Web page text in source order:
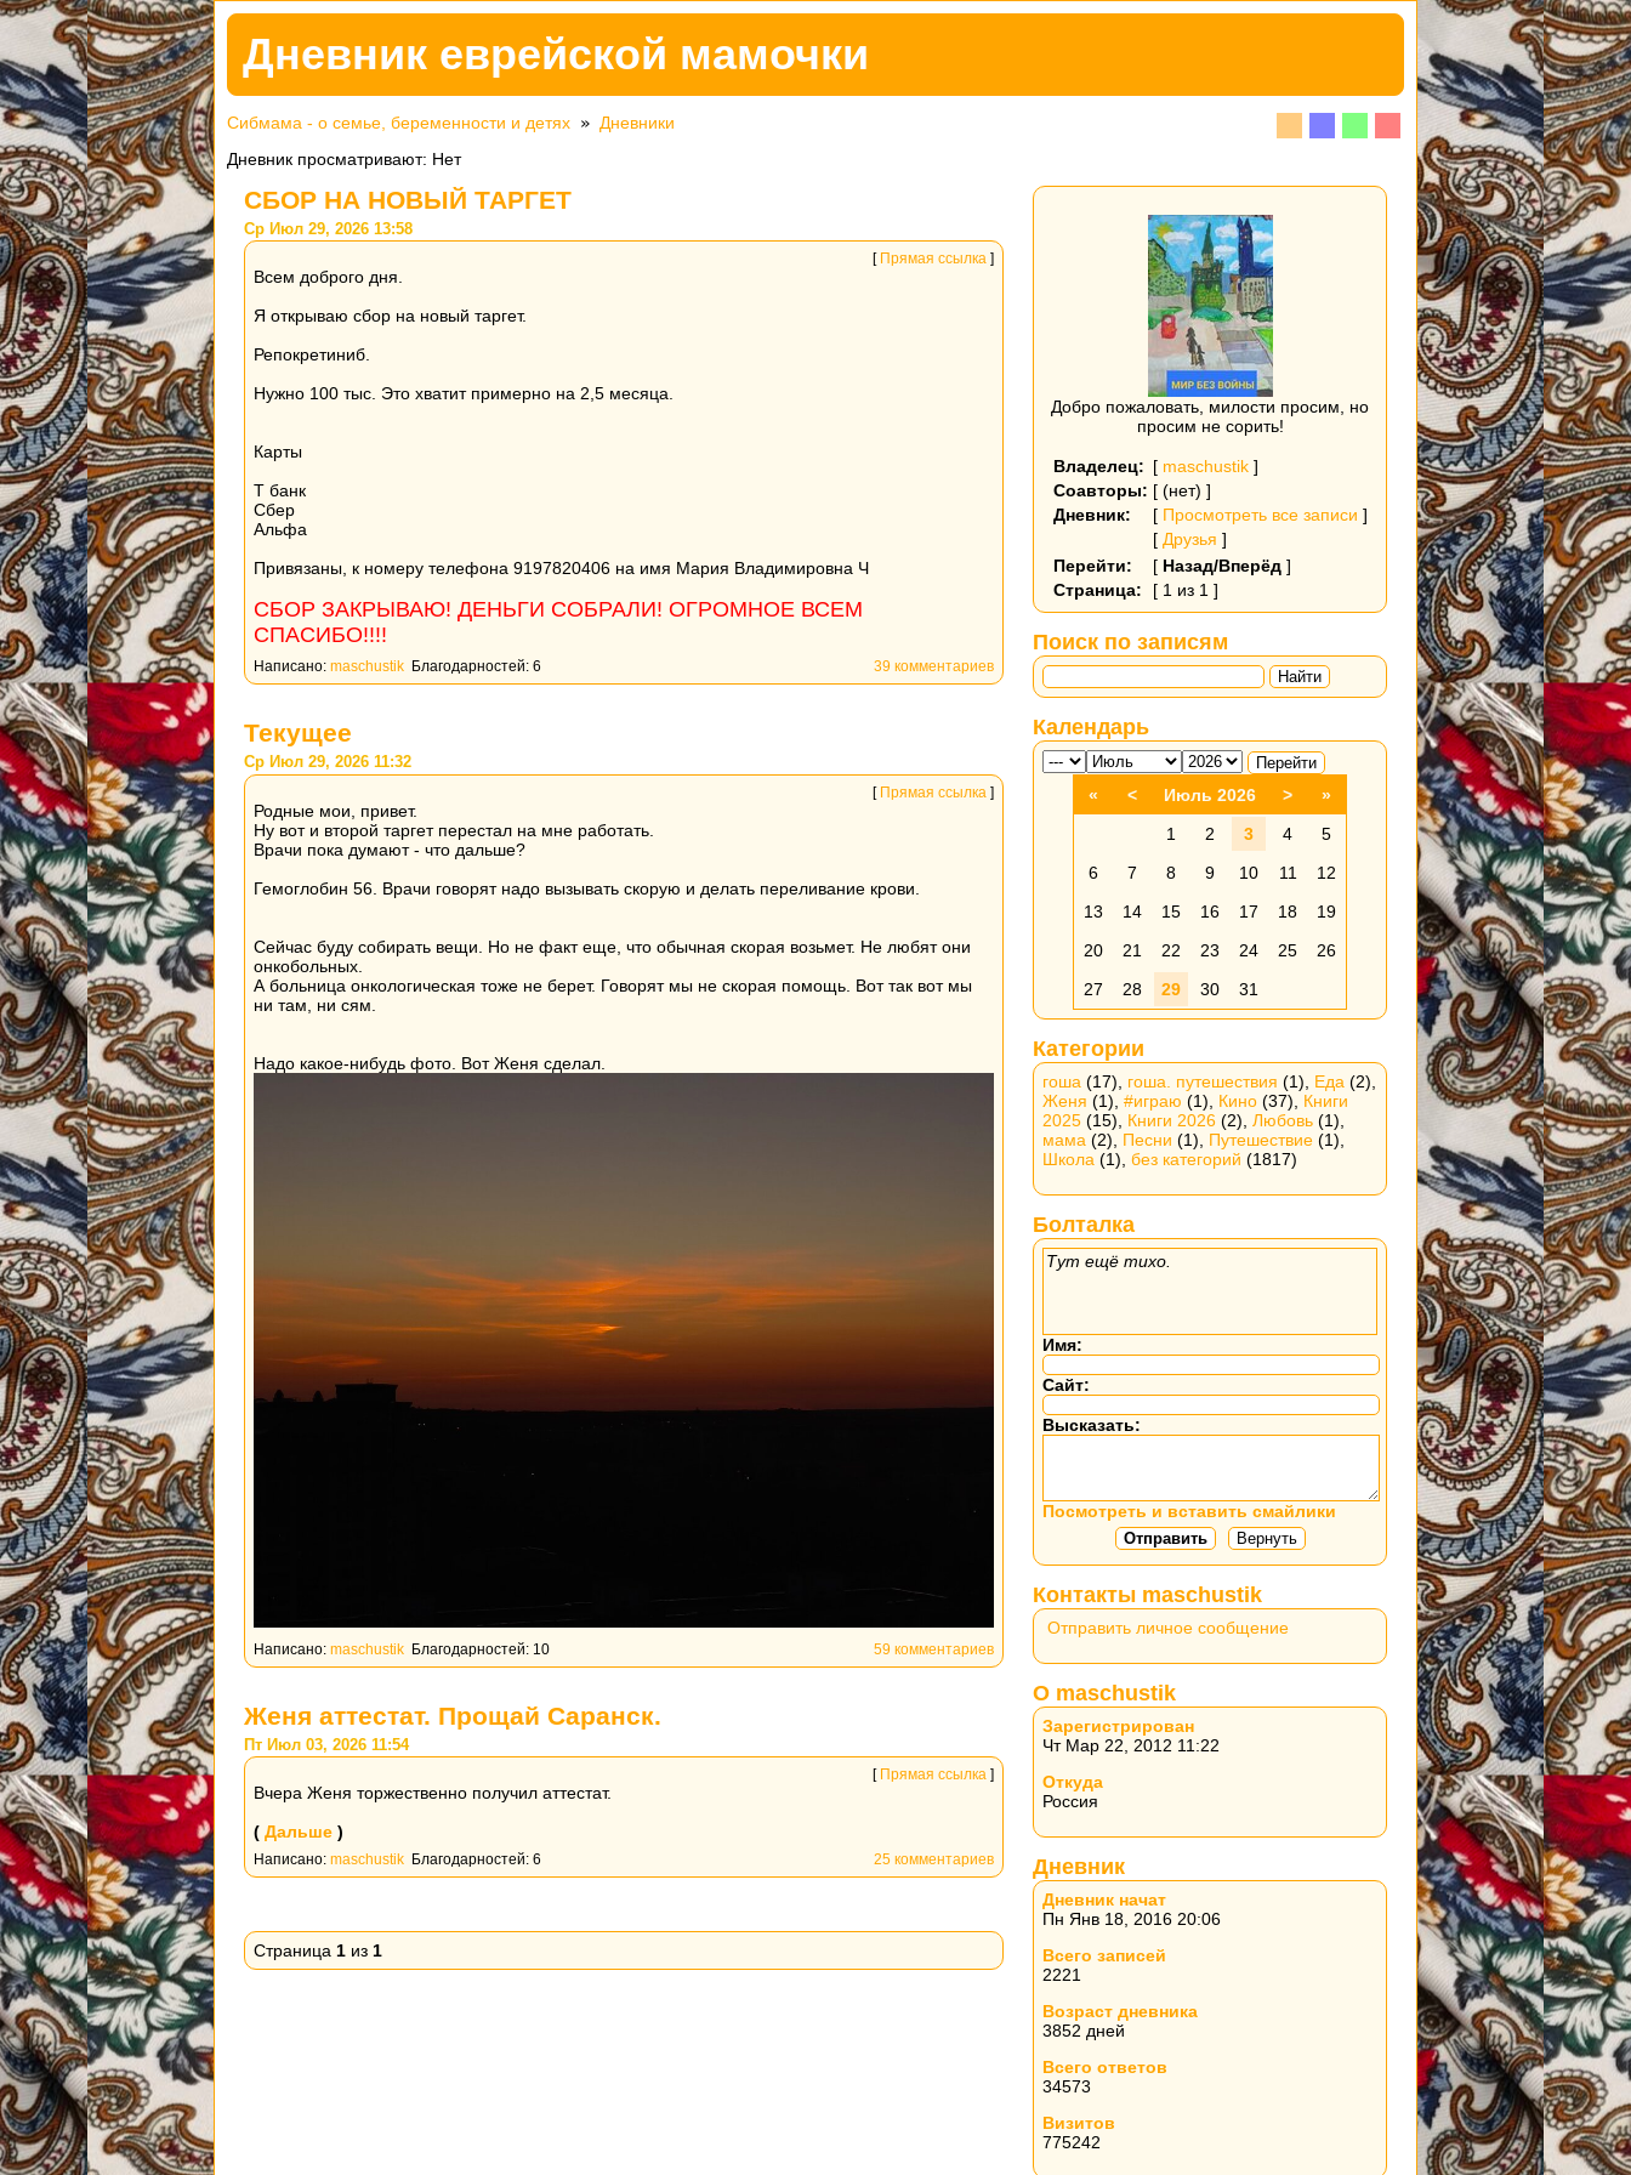
Дневник еврейской мамочки
Сибмама - о семье, беременности и детях » Дневники
Дневник просматривают: Нет
СБОР НА НОВЫЙ ТАРГЕТ
Ср Июл 29, 2026 13:58
[ Прямая ссылка ]
Всем доброго дня.
Я открываю сбор на новый таргет.
Репокретиниб.
Нужно 100 тыс. Это хватит примерно на 2,5 месяца.
Карты
Т банк
Сбер
Альфа
Привязаны, к номеру телефона 9197820406 на имя Мария Владимировна Ч
СБОР ЗАКРЫВАЮ! ДЕНЬГИ СОБРАЛИ! ОГРОМНОЕ ВСЕМ
СПАСИБО!!!!
Написано: maschustik Благодарностей: 6 39 комментариев
Текущее
Ср Июл 29, 2026 11:32
[ Прямая ссылка ]
Родные мои, привет.
Ну вот и второй таргет перестал на мне работать.
Врачи пока думают - что дальше?
Гемоглобин 56. Врачи говорят надо вызывать скорую и делать переливание крови.
Сейчас буду собирать вещи. Но не факт еще, что обычная скорая возьмет. Не любят они
онкобольных.
А больница онкологическая тоже не берет. Говорят мы не скорая помощь. Вот так вот мы
ни там, ни сям.
Надо какое-нибудь фото. Вот Женя сделал.
Написано: maschustik Благодарностей: 10 59 комментариев
Женя аттестат. Прощай Саранск.
Пт Июл 03, 2026 11:54
[ Прямая ссылка ]
Вчера Женя торжественно получил аттестат.
( Дальше )
Написано: maschustik Благодарностей: 6 25 комментариев
Страница 1 из 1
Добро пожаловать, милости просим, но
просим не сорить!
Владелец: [ maschustik]
Соавторы: [ (нет) ]
Дневник:
[ Просмотреть все записи ]
[ Друзья ]
Перейти:
[ Назад/Вперёд]
Страница:
[ 1 из 1 ]
Поиск по записям
Найти
Календарь
« < Июль 2026 >
»
1
2 3 4
5
6
7 8 9 10 11
12
13
14 15 16 17 18
19
20
21 22 23 24 25
26
27
28 29 30 31
Категории
гоша (17), гоша. путешествия (1), Еда (2),
Женя (1), #играю (1), Кино (37), Книги
2025 (15), Книги 2026 (2), Любовь (1),
мама (2), Песни (1), Путешествие (1),
Школа (1), без категорий (1817)
Болталка
Тут ещё тихо.
Имя:
Сайт:
Высказать:
Посмотреть и вставить смайлики
Контакты maschustik
Отправить личное сообщение
О maschustik
Зарегистрирован
Чт Мар 22, 2012 11:22
Откуда
Россия
Дневник
Дневник начат
Пн Янв 18, 2016 20:06
Всего записей
2221
Возраст дневника
3852 дней
Всего ответов
34573
Визитов
775242